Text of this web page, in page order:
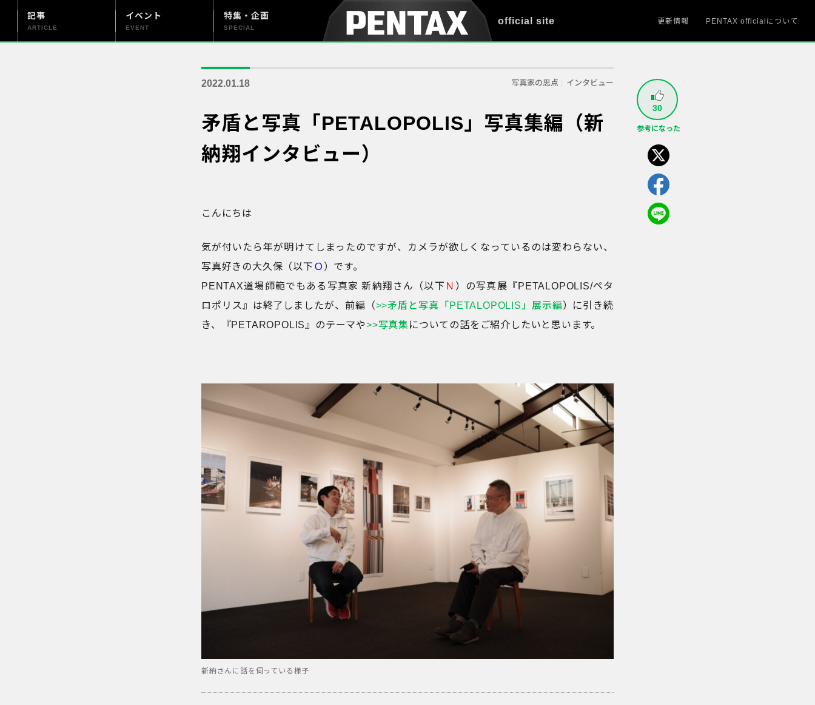
official site
記事
ARTICLE
イベント
EVENT
特集・企画
SPECIAL
更新情報 PENTAX officialについて
2022.01.18 写真家の思点 インタビュー
矛盾と写真「PETALOPOLIS」写真集編（新
納翔インタビュー）
こんにちは
気が付いたら年が明けてしまったのですが、カメラが欲しくなっているのは変わらない、
写真好きの大久保（以下 Ｏ ）です。
PENTAX道場師範でもある写真家 新納翔さん（以下 Ｎ ）の写真展『PETALOPOLIS/ペタ
ロポリス』は終了しましたが、前編（>>矛盾と写真「PETALOPOLIS」展示編 ）に引き続
き、『PETAROPOLIS』のテーマや>>写真集 についての話をご紹介したいと思います。
新納さんに話を伺っている様子
30
参考になった